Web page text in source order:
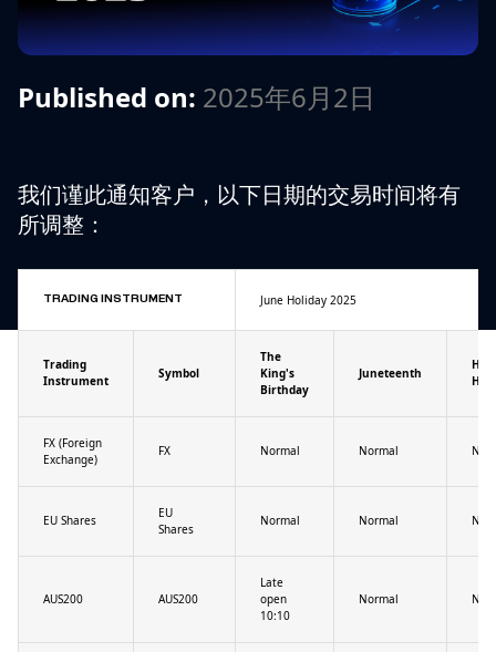
Published on: 2025年6月2日
我们谨此通知客户，以下日期的交易时间将有
所调整：
TRADING INSTRUMENT June Holiday 2025
Trading
Instrument
Symbol
The
King's
Birthday
Juneteenth
HK
FX (Foreign
Exchange)
FX Normal Normal
EU Shares
EU
Shares
Normal Normal
AUS200 AUS200
Late
open
10:10
Normal